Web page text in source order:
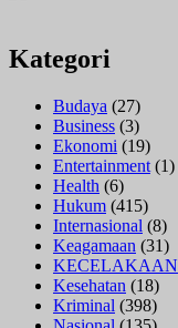
Kategori
Budaya (27)
Business (3)
Ekonomi (19)
Entertainment (1)
Health (6)
Hukum (415)
Internasional (8)
Keagamaan (31)
KECELAKAAN
Kesehatan (18)
Kriminal (398)